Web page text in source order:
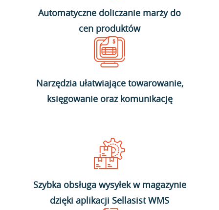
Automatyczne doliczanie marży do
cen produktów
Narzędzia ułatwiające towarowanie,
księgowanie oraz komunikację
Szybka obsługa wysyłek w magazynie
dzięki aplikacji Sellasist WMS